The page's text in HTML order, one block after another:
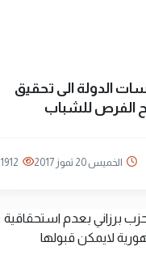
الدولة الى تحقيق
الفرص للشباب
الخميس 20 تموز 2017 1912